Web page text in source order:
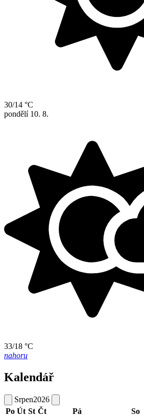
30/14 °C
pondělí 10. 8.
33/18 °C
nahoru
Kalendář
Srpen2026
Po Út St Čt Pá So